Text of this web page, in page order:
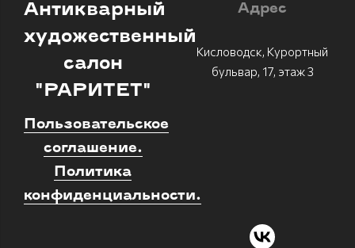
Антикварный
художественный
салон
"РАРИТЕТ"
Пользовательское
соглашение.
Политика
конфиденциальности.
Адрес
Кисловодск, Курортный
бульвар, 17, этаж 3